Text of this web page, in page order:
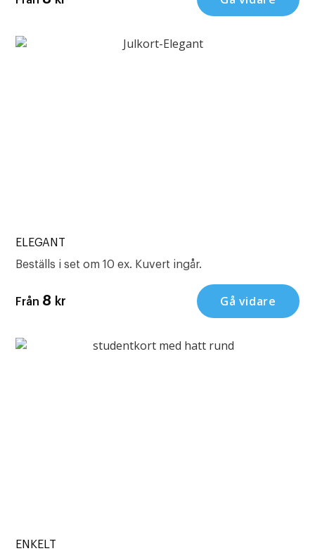
ELEGANT
Beställs i set om 10 ex. Kuvert ingår.
Från 8 kr Gå vidare
ENKELT